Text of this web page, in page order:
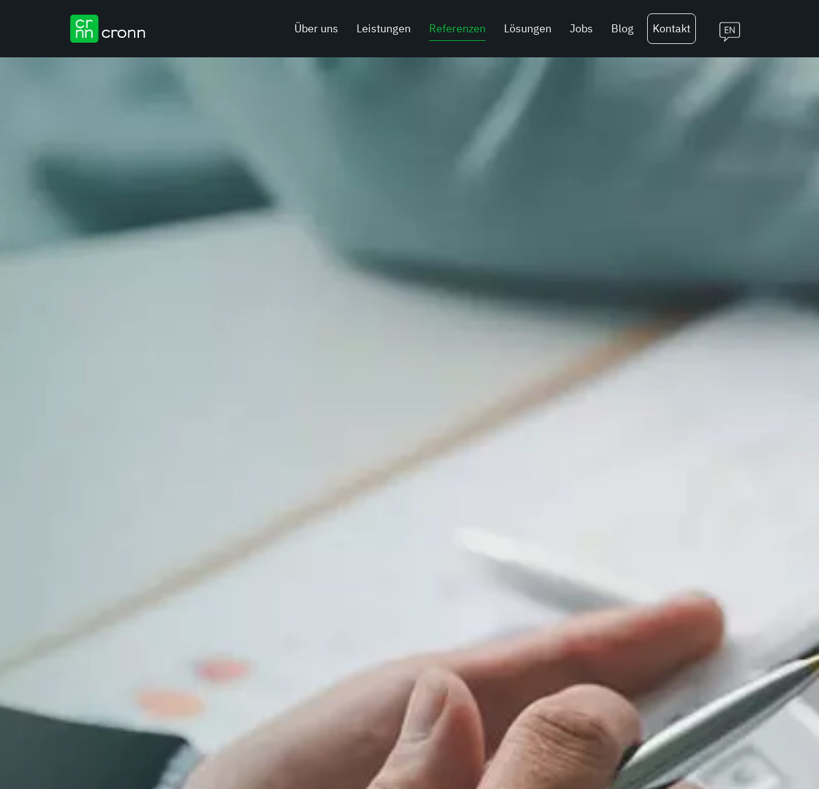
Über uns Leistungen Referenzen Lösungen Jobs Blog Kontakt